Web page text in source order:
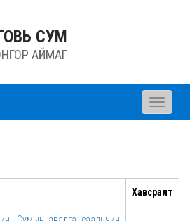
СУМ
АЙМАГ
Toggle
Хавсралт